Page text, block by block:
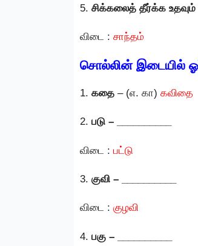
5. சிக்கலைத் தீர்க்க
விடை : சாந்தம்
சொல்லின் இடையில்
1. கதை – (எ. கா) கவிதை
2. படு – __________
விடை : பட்டு
3. குவி – __________
விடை : குழவி
4. பகு – __________